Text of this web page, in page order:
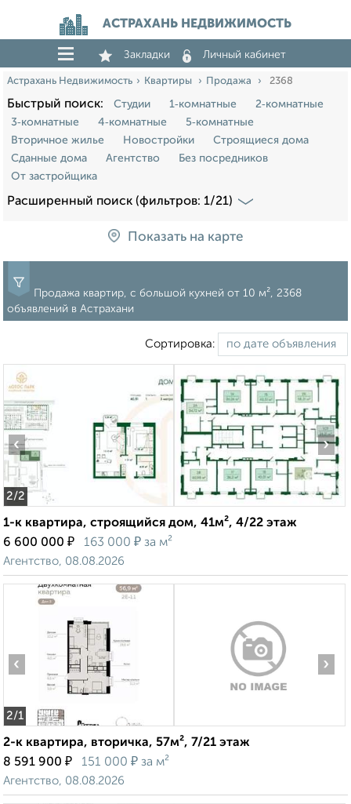
АСТРАХАНЬ НЕДВИЖИМОСТЬ
Закладки Личный кабинет
Астрахань Недвижимость Квартиры Продажа 2368
Быстрый поиск: Студии 1‑комнатные
2‑комнатные
3‑комнатные
4‑комнатные
5‑комнатные
Вторичное жилье
Новостройки
Строящиеся дома
Сданные дома
Агентство
Без посредников
От застройщика
Расширенный поиск (фильтров: 1/21)
Показать на карте
Продажа квартир, c большой кухней от 10 м², 2368
объявлений в Астрахани
Сортировка:
2/2
‹ ›
1-к квартира, строящийся дом, 41м², 4/22 этаж
6 600 000 ₽ 163 000 ₽ за м²
Агентство, 08.08.2026
2/1
‹ ›
2-к квартира, вторичка, 57м², 7/21 этаж
8 591 900 ₽ 151 000 ₽ за м²
Агентство, 08.08.2026